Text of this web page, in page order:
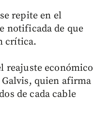
repite en el
notificada de que
crítica.
reajuste económico
quien afirma
de cada cable